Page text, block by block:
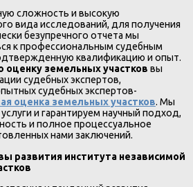
сложность и высокую
вида исследований, для получения
безупречного отчета мы
к профессиональным судебным
квалификацию и опыт.
оценку земельных участков вы
судебных экспертов,
судебных экспертов-
оценка земельных участков. Мы
и гарантируем научный подход,
и полное процессуальное
нами заключений.
развития института независимой